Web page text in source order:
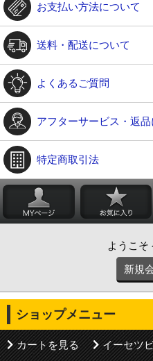
お支払い方法について
送料・配送について
よくあるご質問
アフターサービス・返品
特定商取引法
ようこそ
新規
ショップメニュー
カートを見る イーセツ